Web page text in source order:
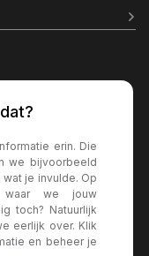
erin. Die
we bijvoorbeeld
wat je invulde. Op
waar we jouw
toch? Natuurlijk
eerlijk over. Klik
en beheer je